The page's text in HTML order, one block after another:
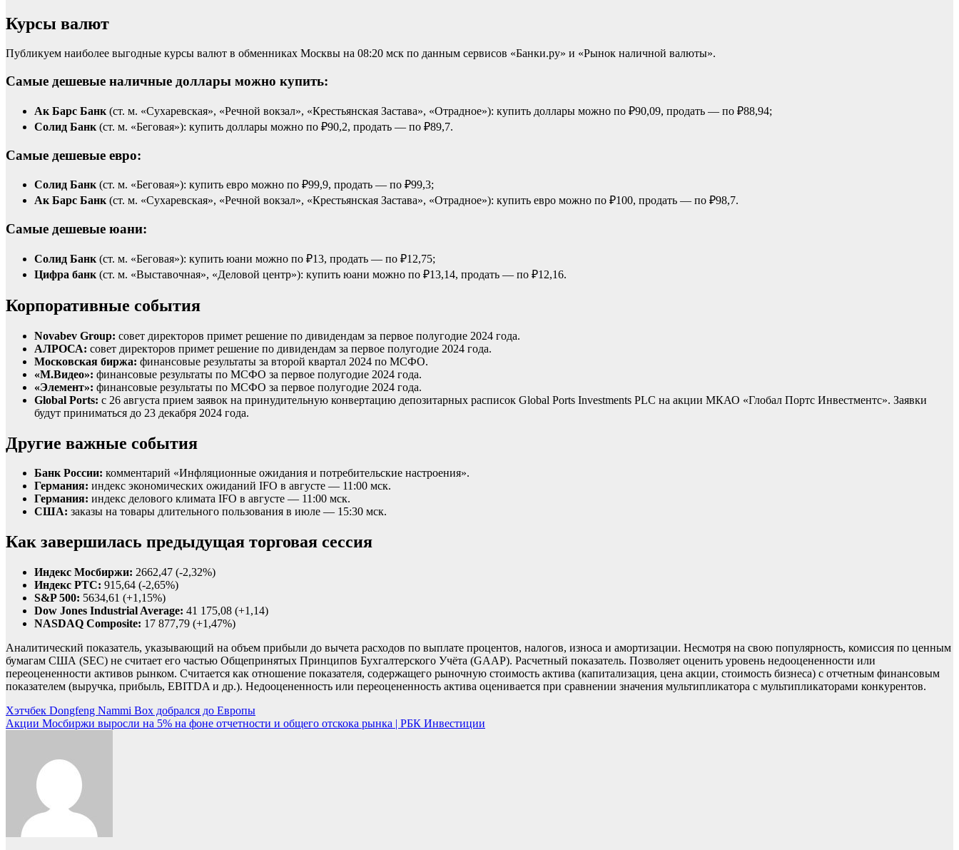
Курсы валют
Публикуем наиболее выгодные курсы валют в обменниках Москвы на 08:20 мск по данным сервисов «Банки.ру» и «Рынок наличной валюты».
Самые дешевые наличные доллары можно купить:
Ак Барс Банк (ст. м. «Сухаревская», «Речной вокзал», «Крестьянская Застава», «Отрадное»): купить доллары можно по ₽90,09, продать — по ₽88,94;
Солид Банк (ст. м. «Беговая»): купить доллары можно по ₽90,2, продать — по ₽89,7.
Самые дешевые евро:
Солид Банк (ст. м. «Беговая»): купить евро можно по ₽99,9, продать — по ₽99,3;
Ак Барс Банк (ст. м. «Сухаревская», «Речной вокзал», «Крестьянская Застава», «Отрадное»): купить евро можно по ₽100, продать — по ₽98,7.
Самые дешевые юани:
Солид Банк (ст. м. «Беговая»): купить юани можно по ₽13, продать — по ₽12,75;
Цифра банк (ст. м. «Выставочная», «Деловой центр»): купить юани можно по ₽13,14, продать — по ₽12,16.
Корпоративные события
Novabev Group: совет директоров примет решение по дивидендам за первое полугодие 2024 года.
АЛРОСА: совет директоров примет решение по дивидендам за первое полугодие 2024 года.
Московская биржа: финансовые результаты за второй квартал 2024 по МСФО.
«М.Видео»: финансовые результаты по МСФО за первое полугодие 2024 года.
«Элемент»: финансовые результаты по МСФО за первое полугодие 2024 года.
Global Ports: с 26 августа прием заявок на принудительную конвертацию депозитарных расписок Global Ports Investments PLC на акции МКАО «Глобал Портс Инвестментс». Заявки
будут приниматься до 23 декабря 2024 года.
Другие важные события
Банк России: комментарий «Инфляционные ожидания и потребительские настроения».
Германия: индекс экономических ожиданий IFO в августе — 11:00 мск.
Германия: индекс делового климата IFO в августе — 11:00 мск.
США: заказы на товары длительного пользования в июле — 15:30 мск.
Как завершилась предыдущая торговая сессия
Индекс Мосбиржи: 2662,47 (-2,32%)
Индекс РТС: 915,64 (-2,65%)
S&P 500: 5634,61 (+1,15%)
Dow Jones Industrial Average: 41 175,08 (+1,14)
NASDAQ Composite: 17 877,79 (+1,47%)
Аналитический показатель, указывающий на объем прибыли до вычета расходов по выплате процентов, налогов, износа и амортизации. Несмотря на свою популярность, комиссия по ценным
бумагам США (SEC) не считает его частью Общепринятых Принципов Бухгалтерского Учёта (GAAP). Расчетный показатель. Позволяет оценить уровень недооцененности или
переоцененности активов рынком. Считается как отношение показателя, содержащего рыночную стоимость актива (капитализация, цена акции, стоимость бизнеса) с отчетным финансовым
показателем (выручка, прибыль, EBITDA и др.). Недооцененность или переоцененность актива оценивается при сравнении значения мультипликатора с мультипликаторами конкурентов.
Навигация
по
Хэтчбек Dongfeng Nammi Box добрался до Европы
Акции Мосбиржи выросли на 5% на фоне отчетности и общего отскока рынка | РБК Инвестиции